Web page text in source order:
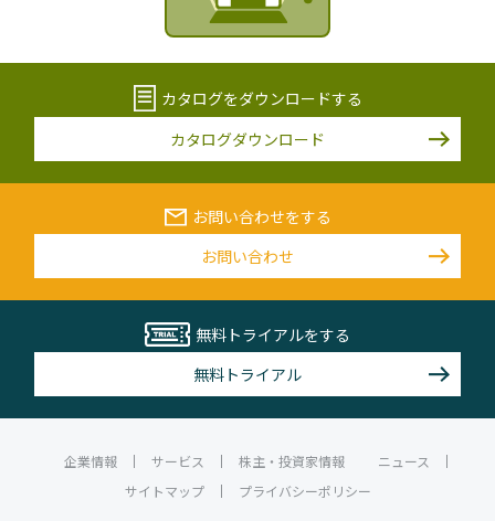
カタログをダウンロードする
カタログダウンロード
お問い合わせをする
お問い合わせ
無料トライアルをする
無料トライアル
企業情報 サービス 株主・投資家情報
ニュース
サイトマップ
プライバシーポリシー